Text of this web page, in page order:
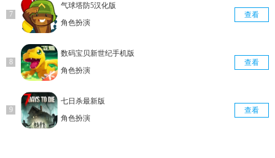
气球塔防5汉化版
角色扮演
查看
数码宝贝新世纪手机版
角色扮演
查看
七日杀最新版
角色扮演
查看